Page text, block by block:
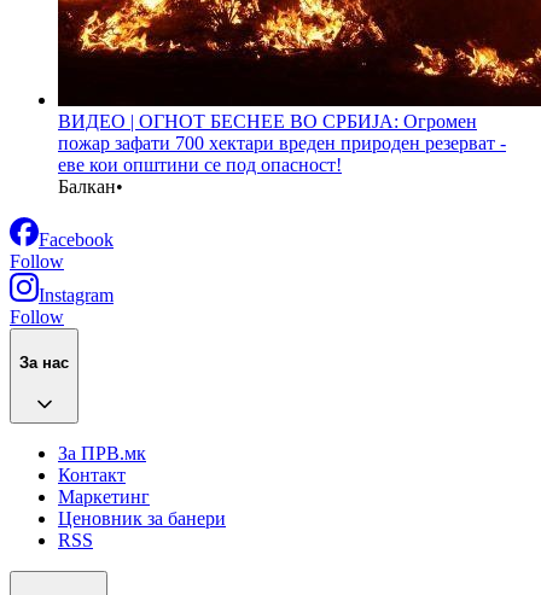
ВИДЕО | ОГНОТ БЕСНЕЕ ВО СРБИЈА: Огромен
пожар зафати 700 хектари вреден природен резерват -
еве кои општини се под опасност!
Балкан•
Facebook
Follow
Instagram
Follow
За нас
За ПРВ.мк
Контакт
Маркетинг
Ценовник за банери
RSS